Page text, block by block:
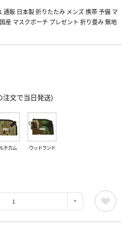
通販 日本製 折りたたみ メンズ 携帯 予備 マ
産 マスクポーチ プレゼント 折り畳み 無地
文で当日発送)
チカム ウッドランド